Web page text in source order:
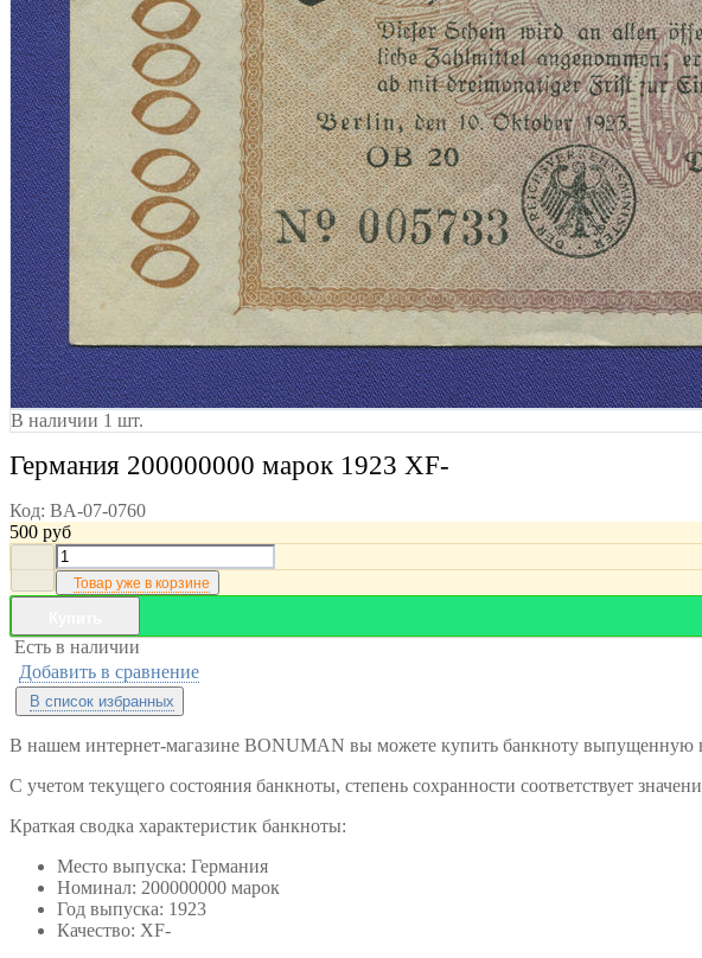
В наличии 1 шт.
Германия 200000000 марок 1923 XF-
Код: BA-07-0760
500 руб
Товар уже в корзине
Есть в наличии
Добавить в сравнение
В список избранных
В нашем интернет-магазине BONUMAN вы можете купить банкноту выпущенную
С учетом текущего состояния банкноты, степень сохранности соответствует
Краткая сводка характеристик банкноты:
Место выпуска: Германия
Номинал: 200000000 марок
Год выпуска: 1923
Качество: XF-